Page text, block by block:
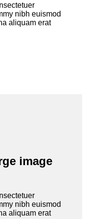
nibh euismod
aliquam erat
image
nibh euismod
aliquam erat